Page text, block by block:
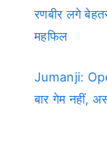
रणबीर लगे
महफिल
Jumanji:
बार गेम नहीं,